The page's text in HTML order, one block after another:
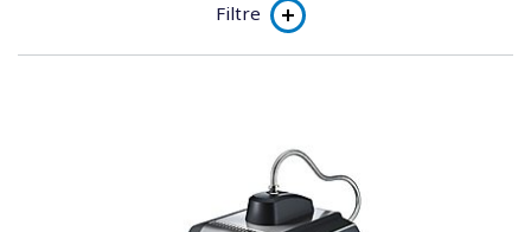
Filtre
SpeeDelight avec presse réglable
SpeeDelight avec presse automatique